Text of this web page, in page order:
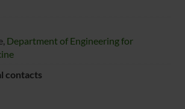
Department of Engineering for
contacts